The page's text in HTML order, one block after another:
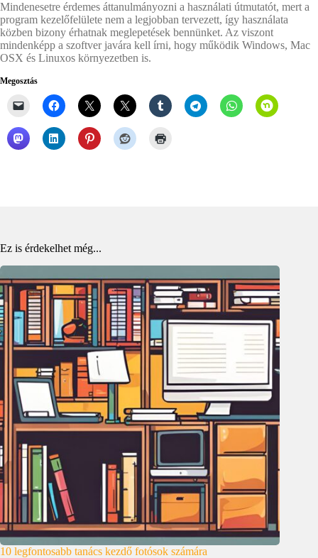
Mindenesetre érdemes áttanulmányozni a használati útmutatót, mert a
program kezelőfelülete nem a legjobban tervezett, így használata
közben bizony érhatnak meglepetések bennünket. Az viszont
mindenképp a szoftver javára kell írni, hogy működik Windows, Mac
OSX és Linuxos környezetben is.
Megosztás
Ez is érdekelhet még...
10 legfontosabb tanács kezdő fotósok számára